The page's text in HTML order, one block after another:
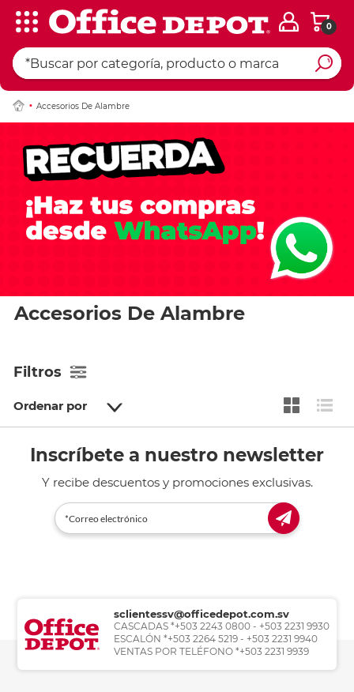
0
Accesorios De Alambre
Accesorios De Alambre
Filtros
Ordenar por
Inscríbete a nuestro newsletter
Y recibe descuentos y promociones exclusivas.
sclientessv@officedepot.com.sv
CASCADAS *+503 2243 0800 - +503 2231 9930
ESCALÓN *+503 2264 5219 - +503 2231 9940
VENTAS POR TELÉFONO *+503 2231 9939